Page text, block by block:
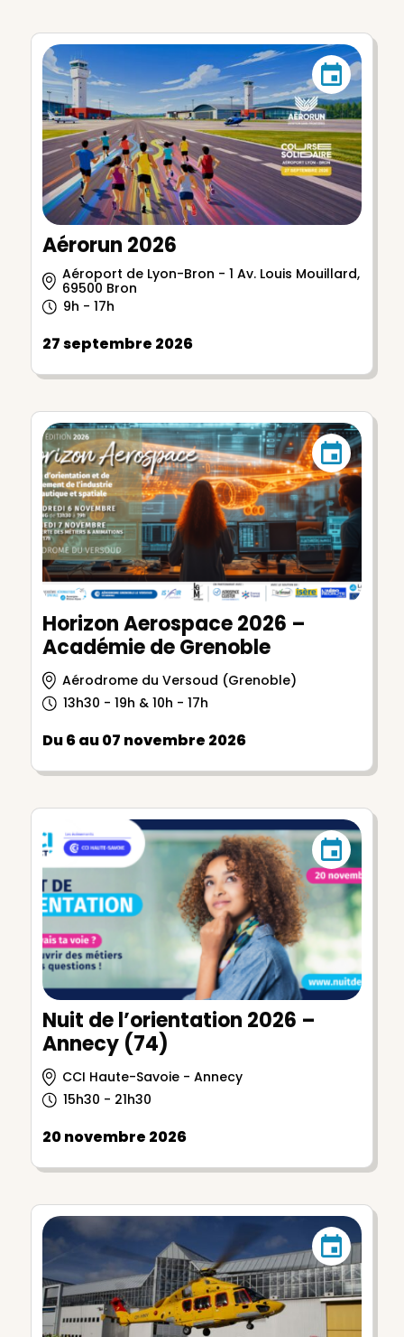
Aérorun 2026
Aéroport de Lyon-Bron - 1 Av. Louis Mouillard,
69500 Bron
9h - 17h
27 septembre 2026
Horizon Aerospace 2026 –
Académie de Grenoble
Aérodrome du Versoud (Grenoble)
13h30 - 19h & 10h - 17h
Du 6 au 07 novembre 2026
Nuit de l’orientation 2026 –
Annecy (74)
CCI Haute-Savoie - Annecy
15h30 - 21h30
20 novembre 2026